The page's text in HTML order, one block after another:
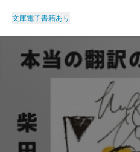
文庫電子書籍あり